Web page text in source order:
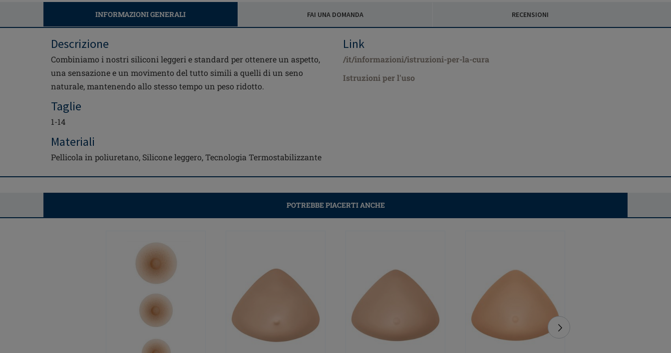
INFORMAZIONI GENERALI FAI UNA DOMANDA RECENSIONI
Descrizione
Combiniamo i nostri siliconi leggeri e standard per ottenere un aspetto,
una sensazione e un movimento del tutto simili a quelli di un seno
naturale, mantenendo allo stesso tempo un peso ridotto.
Taglie
1-14
Materiali
Pellicola in poliuretano, Silicone leggero, Tecnologia Termostabilizzante
Link
/it/informazioni/istruzioni-per-la-cura
Istruzioni per l'uso
POTREBBE PIACERTI ANCHE